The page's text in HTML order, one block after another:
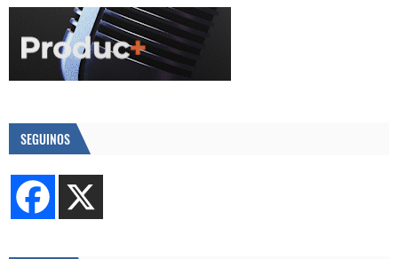
SEGUINOS